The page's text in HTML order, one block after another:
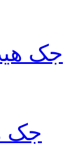
جک
جک